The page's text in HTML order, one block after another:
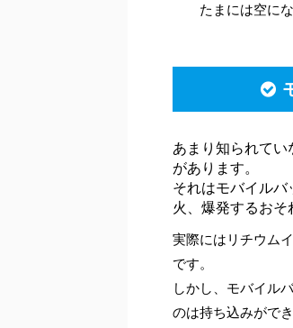
たまには空に
あまり知られて
があります。
それはモバイル
火、爆発するおそ
実際にはリチウム
です。
しかし、モバイル
のは持ち込みがで